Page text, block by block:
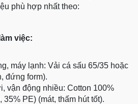
phù hợp nhất theo:
việc:
máy lạnh: Vải cá sấu 65/35 hoặc
đứng form).
vận động nhiều: Cotton 100%
35% PE) (mát, thấm hút tốt).